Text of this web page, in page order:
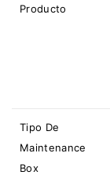
Producto
Tipo De
Maintenance
Box